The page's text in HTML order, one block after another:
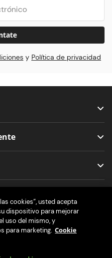
y Política de privacidad
cookies”, usted acepta
dispositivo para mejorar
uso del mismo, y
para marketing. Cookie